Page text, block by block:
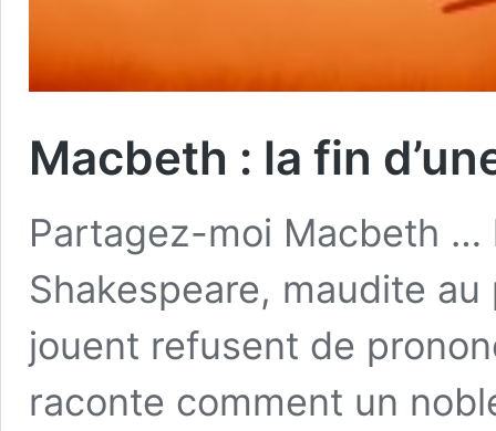
Macbeth : la fin
Partagez-moi Macbeth …
Shakespeare, maudite
jouent refusent de
raconte comment un